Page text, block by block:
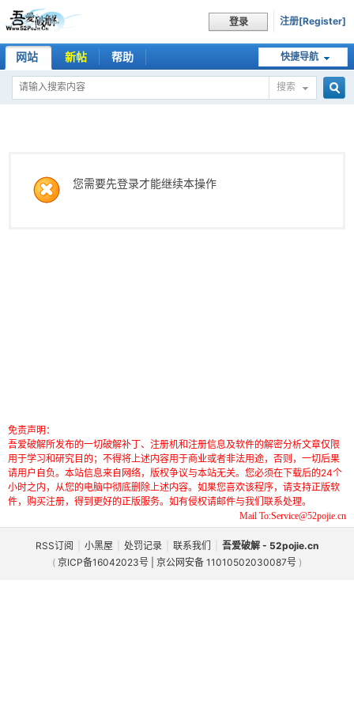
登录 注册[Register]
快捷导航
网站 新帖 帮助
搜索
您需要先登录才能继续本操作
免责声明：
吾爱破解所发布的一切破解补丁、注册机和注册信息及软件的解密分析文章仅限
用于学习和研究目的；不得将上述内容用于商业或者非法用途，否则，一切后果
请用户自负。本站信息来自网络，版权争议与本站无关。您必须在下载后的24个
小时之内，从您的电脑中彻底删除上述内容。如果您喜欢该程序，请支持正版软
件，购买注册，得到更好的正版服务。如有侵权请邮件与我们联系处理。
Mail To:Service@52pojie.cn
RSS订阅 小黑屋 处罚记录 联系我们
吾爱破解 - 52pojie.cn
( 京ICP备16042023号 | 京公网安备 11010502030087号 )